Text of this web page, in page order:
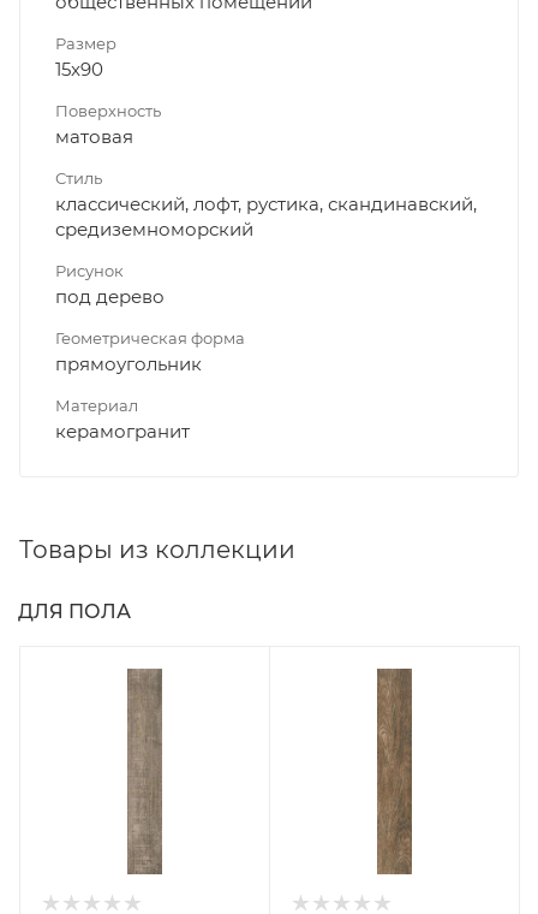
Размер
15x90
Поверхность
матовая
Стиль
классический, лофт, рустика, скандинавский,
средиземноморский
Рисунок
под дерево
Геометрическая форма
прямоугольник
Материал
керамогранит
Товары из коллекции
ДЛЯ ПОЛА